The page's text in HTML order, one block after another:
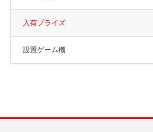
入荷プライズ
設置ゲーム機